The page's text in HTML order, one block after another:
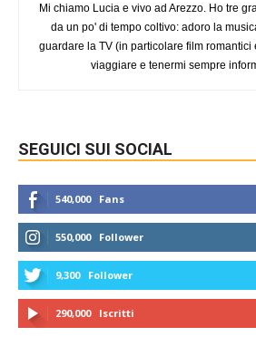
Mi chiamo Lucia e vivo ad Arezzo. Ho tre
da un po' di tempo coltivo: adoro la
guardare la TV (in particolare film romantici
viaggiare e tenermi sempre
SEGUICI SUI SOCIAL
540,000 Fans
550,000 Follower
9,300 Follower
290,000 Iscritti